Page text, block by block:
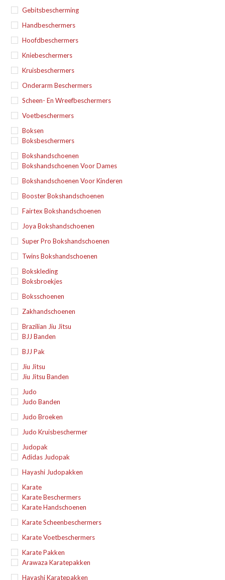
Gebitsbescherming
Handbeschermers
Hoofdbeschermers
Kniebeschermers
Kruisbeschermers
Onderarm Beschermers
Scheen- En Wreefbeschermers
Voetbeschermers
Boksen
Boksbeschermers
Bokshandschoenen
Bokshandschoenen Voor Dames
Bokshandschoenen Voor Kinderen
Booster Bokshandschoenen
Fairtex Bokshandschoenen
Joya Bokshandschoenen
Super Pro Bokshandschoenen
Twins Bokshandschoenen
Bokskleding
Boksbroekjes
Boksschoenen
Zakhandschoenen
Brazilian Jiu Jitsu
BJJ Banden
BJJ Pak
Jiu Jitsu
Jiu Jitsu Banden
Judo
Judo Banden
Judo Broeken
Judo Kruisbeschermer
Judopak
Adidas Judopak
Hayashi Judopakken
Karate
Karate Beschermers
Karate Handschoenen
Karate Scheenbeschermers
Karate Voetbeschermers
Karate Pakken
Arawaza Karatepakken
Hayashi Karatepakken